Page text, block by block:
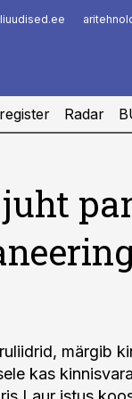
Radar
märgib
kas kinnisvara